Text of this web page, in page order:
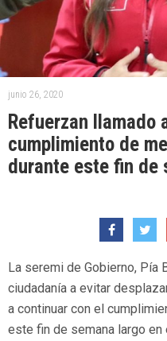
junio 26, 2020
Refuerzan llamado
cumplimiento de
durante este fin de
La seremi de Gobierno, Pía
ciudadanía a evitar
a continuar con el
este fin de semana largo